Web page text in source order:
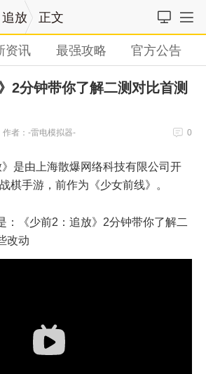
放 正文
资讯 最强攻略 官方公告
2分钟带你了解二测对比首测
作者：-雷电模拟器- 0
》是由上海散爆网络科技有限公司开
棋手游，前作为《少女前线》。
：《少前2：追放》2分钟带你了解二
改动